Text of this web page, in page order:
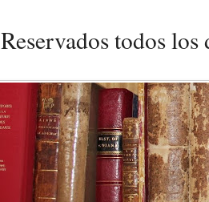
Reservados todos